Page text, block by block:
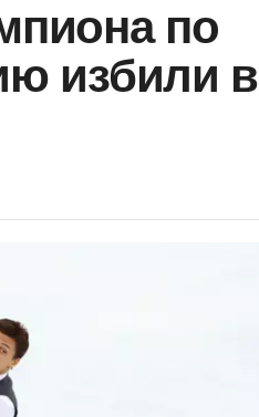
по
избили в